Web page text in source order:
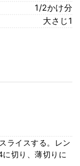
1/2かけ分
大さじ1
ライスする。レン
切り、薄切りに